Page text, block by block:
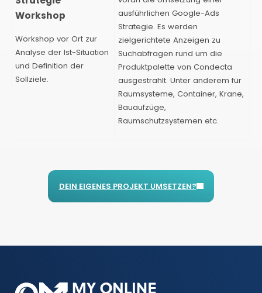
Workshop
Workshop vor Ort zur
Analyse der Ist-Situation
und Definition der
Sollziele.
ausführlichen Google-Ads
Strategie. Es werden
zielgerichtete Anzeigen zu
Suchabfragen rund um die
Produktpalette von Condecta
ausgestrahlt. Unter anderem für
Raumsysteme, Container, Krane,
Bauaufzüge,
Raumschutzsystemen etc.
DEIN EIGENES PROJEKT UMSETZEN?